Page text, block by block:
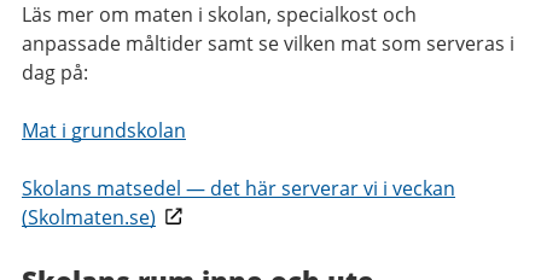
Läs mer om maten i skolan, specialkost och
anpassade måltider samt se vilken mat som serveras i
dag på:
Mat i grundskolan
Skolans matsedel — det här serverar vi i veckan
(Skolmaten.se)